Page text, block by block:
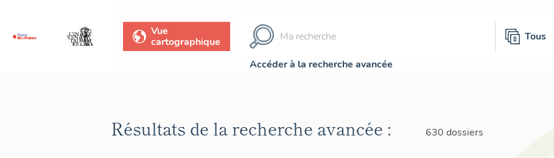
Vue
cartographique
Tous
Accéder à la recherche avancée
Résultats de la recherche avancée : 630 dossiers